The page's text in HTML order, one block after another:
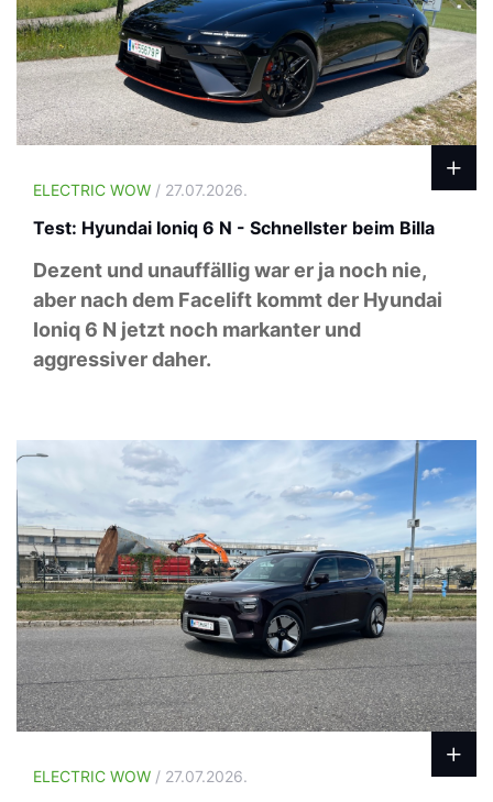
ELECTRIC WOW / 27.07.2026.
Test: Hyundai Ioniq 6 N - Schnellster beim Billa
Dezent und unauffällig war er ja noch nie,
aber nach dem Facelift kommt der Hyundai
Ioniq 6 N jetzt noch markanter und
aggressiver daher.
ELECTRIC WOW / 27.07.2026.